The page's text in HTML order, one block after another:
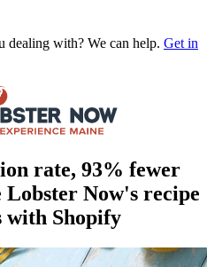
dealing with? We can help. Get in
rate, 93% fewer
Now's recipe
with Shopify